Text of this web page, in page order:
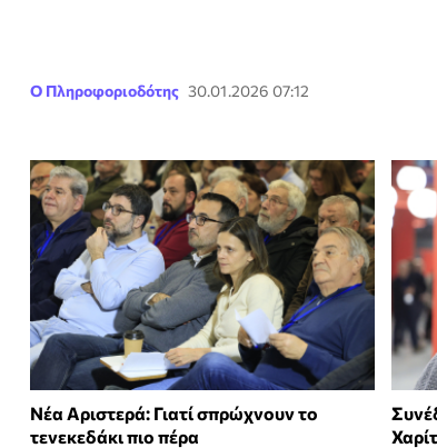
Ο Πληροφοριοδότης 30.01.2026 07:12
Νέα Αριστερά: Γιατί σπρώχνουν το
τενεκεδάκι πιο πέρα